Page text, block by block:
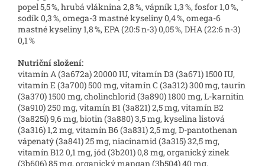
popel 5,5 %, hrubá vláknina 2,8 %, vápník 1,3 %, fosfor 1,0 %,
sodík 0,3 %, omega-3 mastné kyseliny 0,4 %, omega-6
mastné kyseliny 1,8 %, EPA (20:5 n-3) 0,05 %, DHA (22:6 n-3)
0,1 %
Nutriční složení:
vitamín A (3a672a) 20000 IU, vitamín D3 (3a671) 1500 IU,
vitamín E (3a700) 500 mg, vitamín C (3a312) 300 mg, taurin
(3a370) 1500 mg, cholinchlorid (3a890) 1800 mg, L-karnitin
(3a910) 250 mg, vitamín B1 (3a821) 2,5 mg, vitamín B2
(3a825i) 9,6 mg, biotin (3a880) 3,5 mg, kyselina listová
(3a316) 1,2 mg, vitamín B6 (3a831) 2,5 mg, D-pantothenan
vápenatý (3a841) 25 mg, niacinamid (3a315) 32,5 mg,
vitamín B12 0,1 mg, jód (3b201) 0,8 mg, organický zinek
(3b606) 85 mg, organický mangan (3b504) 40 mg,